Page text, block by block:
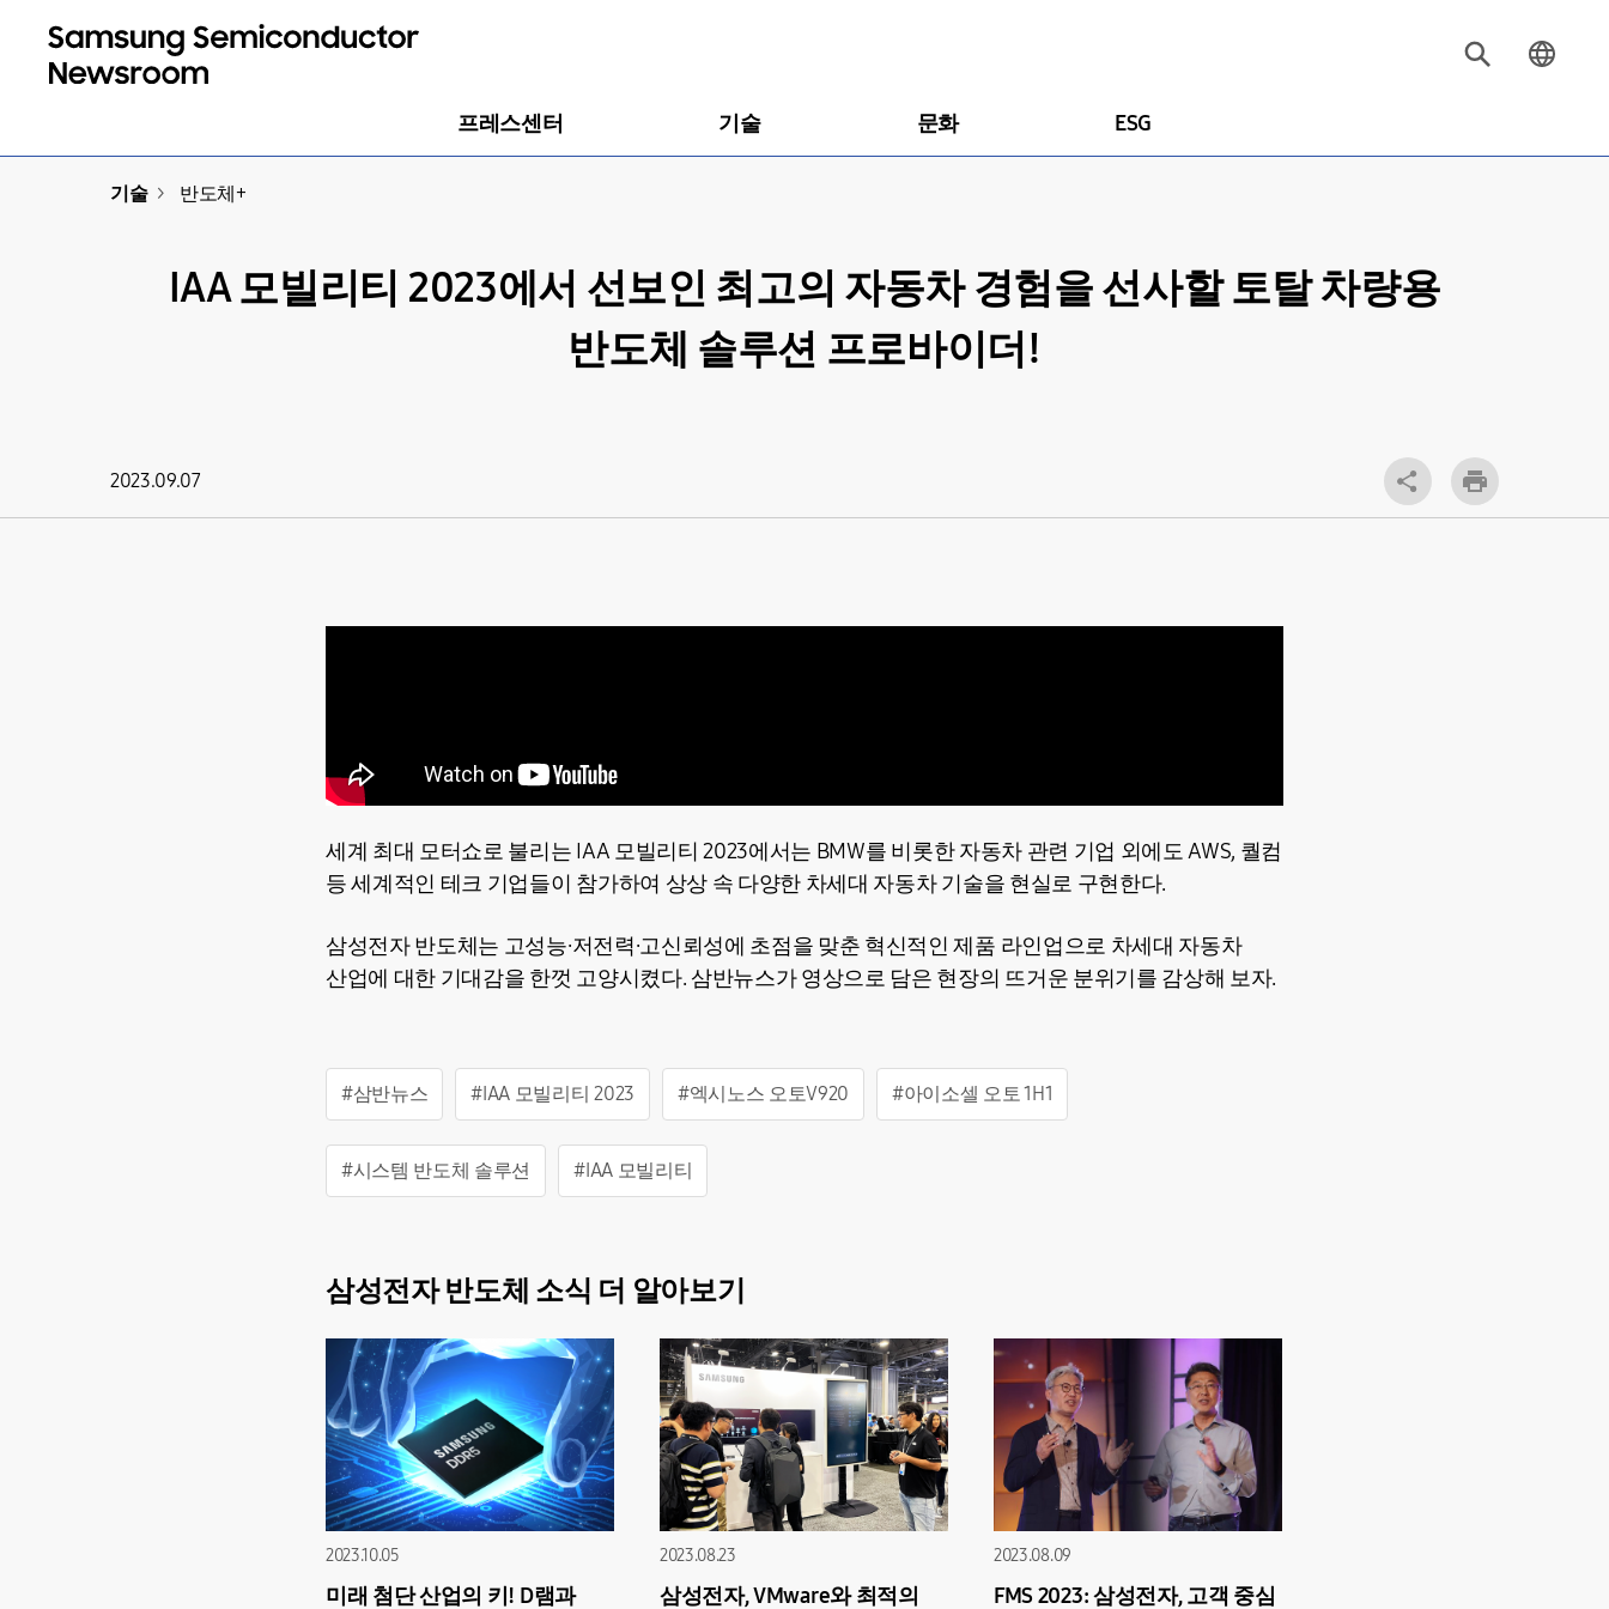
프레스센터 기술 문화 ESG
기술 > 반도체+
IAA 모빌리티 2023에서 선보인 최고의 자동차 경험을 선사할 토탈 차량용
반도체 솔루션 프로바이더!
2023.09.07
세계 최대 모터쇼로 불리는 IAA 모빌리티 2023에서는 BMW를 비롯한 자동차 관련 기업 외에도 AWS, 퀄컴
등 세계적인 테크 기업들이 참가하여 상상 속 다양한 차세대 자동차 기술을 현실로 구현한다.
삼성전자 반도체는 고성능·저전력·고신뢰성에 초점을 맞춘 혁신적인 제품 라인업으로 차세대 자동차
산업에 대한 기대감을 한껏 고양시켰다. 삼반뉴스가 영상으로 담은 현장의 뜨거운 분위기를 감상해 보자.
#삼반뉴스 #IAA 모빌리티 2023 #엑시노스 오토V920 #아이소셀 오토 1H1
#시스템 반도체 솔루션 #IAA 모빌리티
삼성전자 반도체 소식 더 알아보기
2023.10.05
미래 첨단 산업의 키! D램과
2023.08.23
삼성전자, VMware와 최적의
2023.08.09
FMS 2023: 삼성전자, 고객 중심